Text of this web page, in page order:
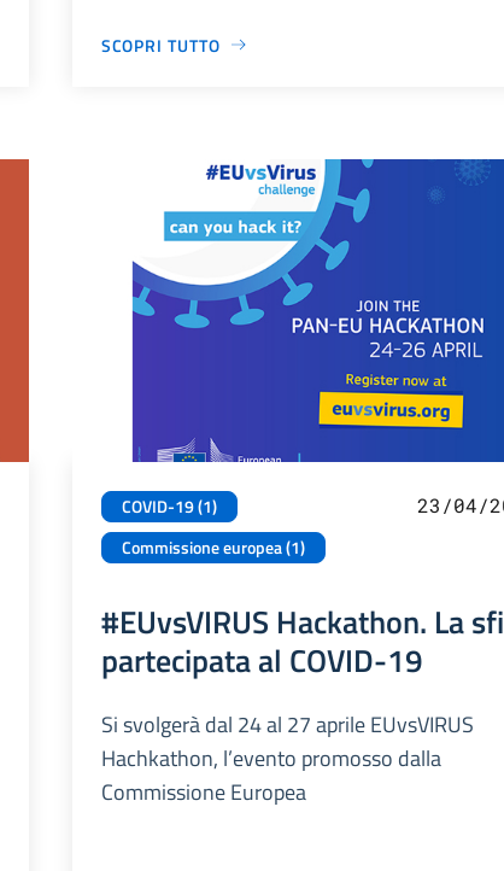
SCOPRI TUTTO
COVID-19 (1)
Commissione europea (1)
23/04/
#EUvsVIRUS Hackathon. La
partecipata al COVID-19
Si svolgerà dal 24 al 27 aprile EUvsVIRUS
Hachkathon, l’evento promosso dalla
Commissione Europea